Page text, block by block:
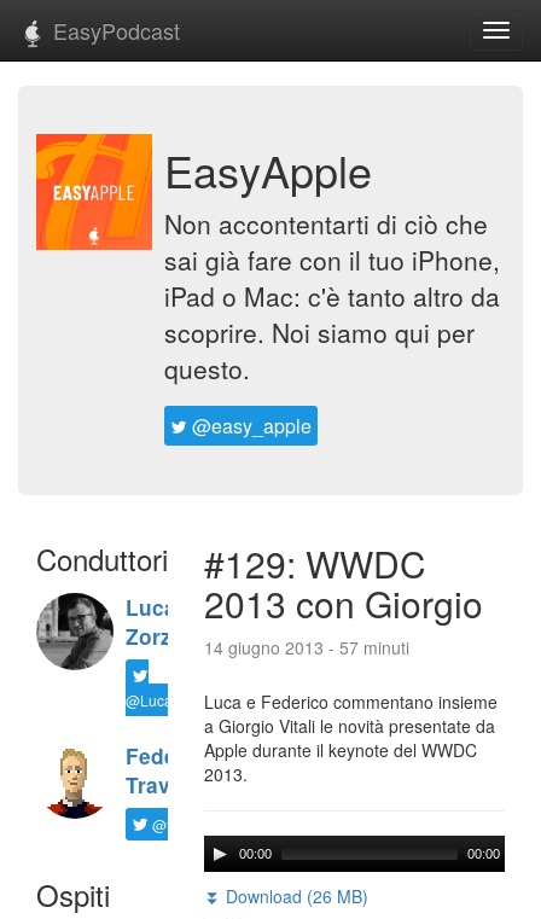
EasyPodcast
EasyApple
Non accontentarti di ciò che
sai già fare con il tuo iPhone,
iPad o Mac: c'è tanto altro da
scoprire. Noi siamo qui per
questo.
@easy_apple
Conduttori
Luca
Zorzi
@LucaTNT
Federico
Travaini
@ftrava
Ospiti
#129: WWDC
2013 con Giorgio
14 giugno 2013 - 57 minuti
Luca e Federico commentano insieme
a Giorgio Vitali le novità presentate da
Apple durante il keynote del WWDC
2013.
00:00 00:00
⏬ Download (26 MB)